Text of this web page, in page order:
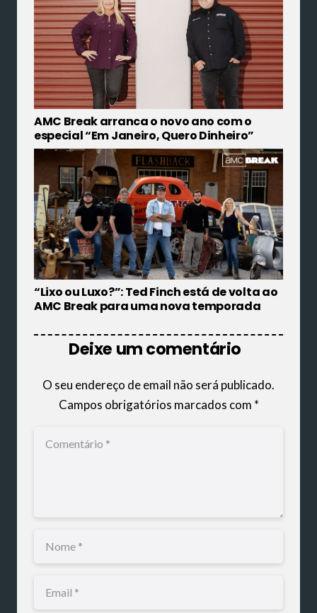
AMC Break arranca o novo ano com o
especial “Em Janeiro, Quero Dinheiro”
“Lixo ou Luxo?”: Ted Finch está de volta ao
AMC Break para uma nova temporada
Deixe um comentário
O seu endereço de email não será publicado.
Campos obrigatórios marcados com *